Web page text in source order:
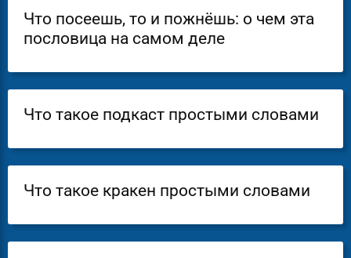
Что посеешь, то и пожнёшь: о чем эта
пословица на самом деле
Что такое подкаст простыми словами
Что такое кракен простыми словами